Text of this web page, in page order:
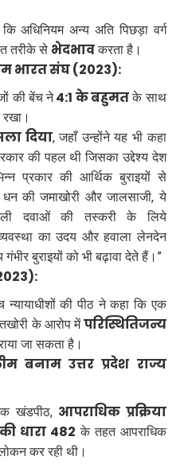
कि अधिनियम अन्य अति पिछड़ा वर्ग
तरीके से भेदभावकरता है।
भारत संघ (2023):
की बेंच ने4:1 के बहुमतके साथ
दिया, जहाँ उन्होंने यह भी कहा
की पहल थी जिसका उद्देश्य देश
प्रकार की आर्थिक बुराइयों से
की जमाखोरी और जालसाजी, ये
दवाओं की तस्करी के लिये
का उदय और हवाला लेनदेन
बुराइयों को भी बढ़ावा देते हैं।”
न्यायाधीशों की पीठ ने कहा कि एक
के आरोप मेंपरिस्थितिजन्य
जा सकता है।
बनाम उत्तर प्रदेश राज्य
खंडपीठ, आपराधिक प्रक्रिया
धारा 482 के तहत आपराधिक
कर रही थी।